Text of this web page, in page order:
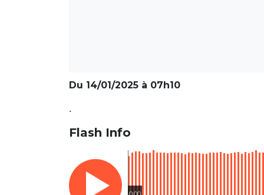
Du 14/01/2025 à 07h10
.
Flash Info